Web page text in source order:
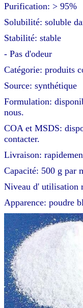
Purification: > 95%
Solubilité: soluble
Stabilité: stable
- Pas d'odeur
Catégorie: produits
Source: synthétique
Formulation:
nous.
COA et MSDS:
contacter.
Livraison:
Capacité: 500 g par
Niveau d' utilisation
Apparence: poudre